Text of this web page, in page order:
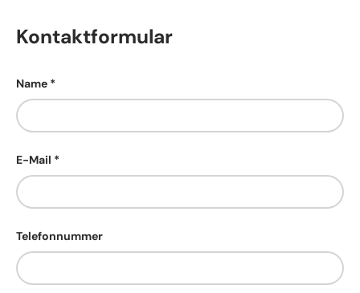
Kontaktformular
Name
E-Mail
Telefonnummer